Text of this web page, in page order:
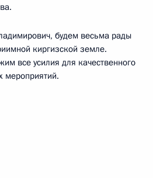
будем весьма рады
киргизской земле.
все усилия для качественного
мероприятий.